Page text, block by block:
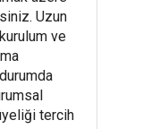
Uzun
ve
tercih